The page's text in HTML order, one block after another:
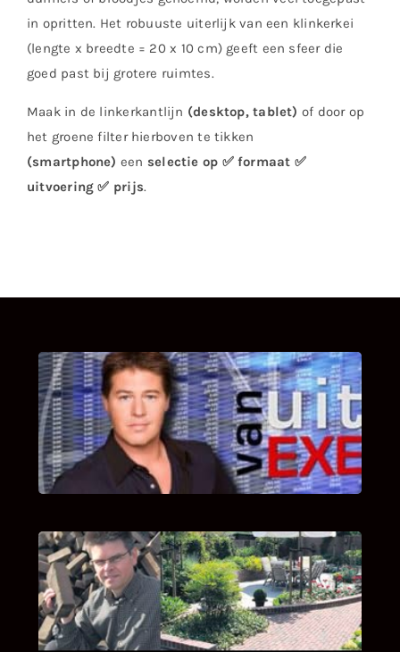
in opritten. Het robuuste uiterlijk van een klinkerkei
(lengte x breedte = 20 x 10 cm) geeft een sfeer die
goed past bij grotere ruimtes.
Maak in de linkerkantlijn (desktop, tablet) of door op
het groene filter hierboven te tikken
(smartphone) een selectie op ✅ formaat ✅
uitvoering ✅ prijs.
UITSTEL VAN EXECUTIE
Bekijk hier de fragmenten van de deelname
van Bricks and Stones aan dit programma.
INTERVIEW MET HANS BOEREMA
Hoe Bricks and Stones ontstaan is en wat
Hans Boerema motiveert in de wereld van
klinkers en tegels!